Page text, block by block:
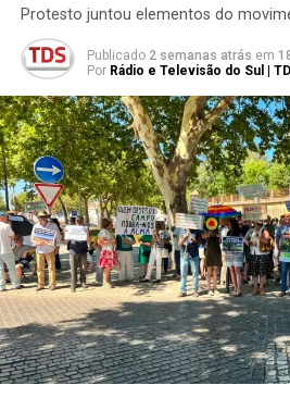
Protesto juntou elementos do
Publicado 2 semanas atrás em
Por Rádio e Televisão do Sul |